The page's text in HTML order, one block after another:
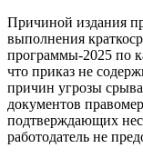
Причиной издания
выполнения
программы-2025 по
что приказ не
причин угрозы
документов
подтверждающих
работодатель не